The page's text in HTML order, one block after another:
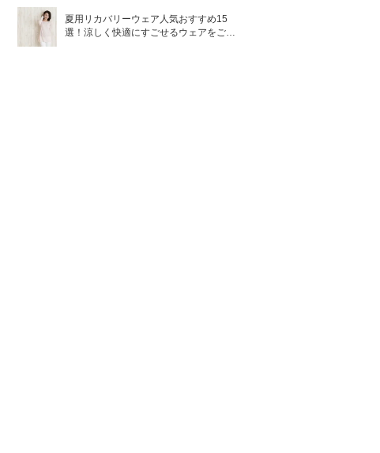
夏用リカバリーウェア人気おすすめ15
選！涼しく快適にすごせるウェアをご紹